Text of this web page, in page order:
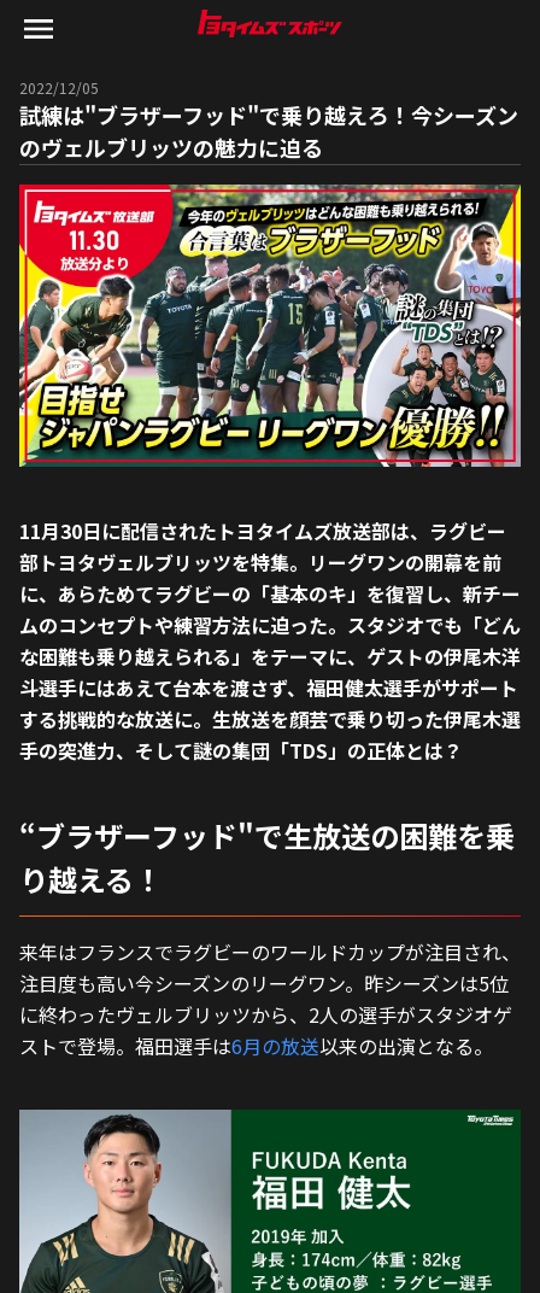
2022/12/05
試練は"ブラザーフッド"で乗り越えろ！今シーズン
のヴェルブリッツの魅力に迫る
11月30日に配信されたトヨタイムズ放送部は、ラグビー
部トヨタヴェルブリッツを特集。リーグワンの開幕を前
に、あらためてラグビーの「基本のキ」を復習し、新チー
ムのコンセプトや練習方法に迫った。スタジオでも「どん
な困難も乗り越えられる」をテーマに、ゲストの伊尾木洋
斗選手にはあえて台本を渡さず、福田健太選手がサポート
する挑戦的な放送に。生放送を顔芸で乗り切った伊尾木選
手の突進力、そして謎の集団「TDS」の正体とは？
“ブラザーフッド"で生放送の困難を乗
り越える！
来年はフランスでラグビーのワールドカップが注目され、
注目度も高い今シーズンのリーグワン。昨シーズンは5位
に終わったヴェルブリッツから、2人の選手がスタジオゲ
ストで登場。福田選手は6月の放送以来の出演となる。